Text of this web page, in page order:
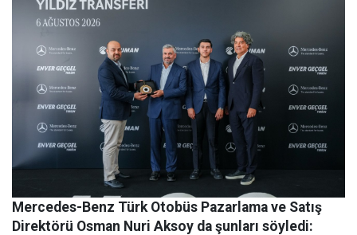
Mercedes-Benz Türk Otobüs Pazarlama ve Satış
Direktörü Osman Nuri Aksoy da şunları söyledi: